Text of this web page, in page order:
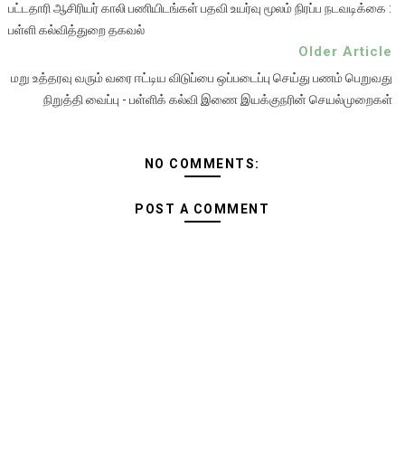
பட்டதாரி ஆசிரியர் காலி பணியிடங்கள் பதவி உயர்வு மூலம் நிரப்ப நடவடிக்கை :
பள்ளி கல்வித்துறை தகவல்
Older Article
மறு உத்தரவு வரும் வரை ஈட்டிய விடுப்பை ஒப்படைப்பு செய்து பணம் பெறுவது
நிறுத்தி வைப்பு - பள்ளிக் கல்வி இணை இயக்குநரின் செயல்முறைகள்
NO COMMENTS:
POST A COMMENT